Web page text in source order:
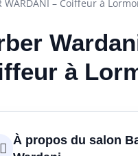
WARDANI – Coiffeur à
à
À propos du salon